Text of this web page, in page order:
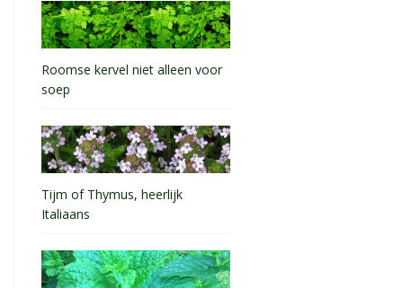
Roomse kervel niet alleen voor
soep
Tijm of Thymus, heerlijk
Italiaans